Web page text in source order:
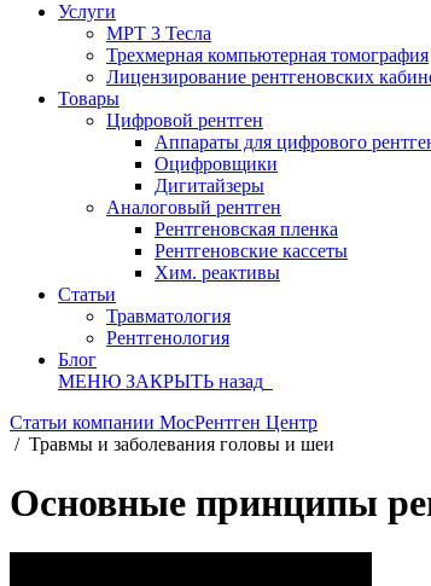
Услуги
МРТ 3 Тесла
Трехмерная компьютерная томография
Лицензирование рентгеновских
Товары
Цифровой рентген
Аппараты для цифрового
Оцифровщики
Дигитайзеры
Аналоговый рентген
Рентгеновская пленка
Рентгеновские кассеты
Хим. реактивы
Статьи
Травматология
Рентгенология
Блог
МЕНЮ ЗАКРЫТЬ назад
Статьи компании МосРентген Центр
/ Травмы и заболевания головы и шеи
Основные принципы